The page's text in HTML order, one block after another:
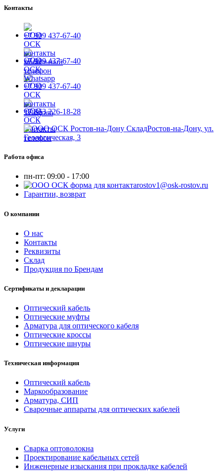
Контакты
+7 909 437-67-40
+7 909 437-67-40
+7 909 437-67-40
+7 863 226-18-28
Ростов-на-Дону, ул.
Геологическая, 3
Работа офиса
пн-пт: 09:00 - 17:00
rostov1@osk-rostov.ru
Гарантии, возврат
О компании
О нас
Контакты
Реквизиты
Склад
Продукция по Брендам
Сертификаты и декларации
Оптический кабель
Оптические муфты
Арматура для оптического кабеля
Оптические кроссы
Оптические шнуры
Техническая информация
Оптический кабель
Маркообразование
Арматура, СИП
Сварочные аппараты для оптических кабелей
Услуги
Сварка оптоволокна
Проектирование кабельных сетей
Инженерные изыскания при прокладке кабелей